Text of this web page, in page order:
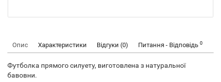
Опис Характеристики Відгуки (0) Питання - Відповідь 0
Футболка прямого силуету, виготовлена з натуральної
бавовни.